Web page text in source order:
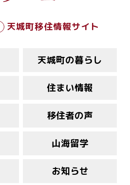
天城町移住情報サイト
天城町の暮らし
住まい情報
移住者の声
山海留学
お知らせ